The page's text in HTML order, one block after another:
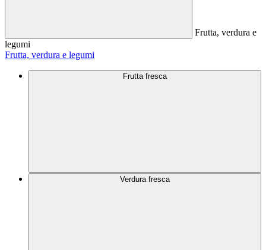
Frutta, verdura e
legumi
Frutta, verdura e legumi
Frutta fresca
Verdura fresca